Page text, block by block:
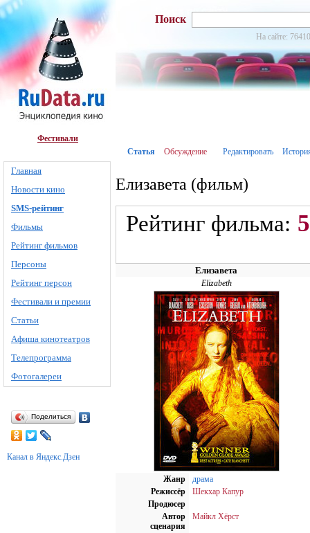
Фестивали
Главная
Новости кино
SMS-рейтинг
Фильмы
Рейтинг фильмов
Персоны
Рейтинг персон
Фестивали и премии
Статьи
Афиша кинотеатров
Телепрограмма
Фотогалереи
Поделиться
Канал в Яндекс.Дзен
Поиск
На сайте:
Статья Обсуждение Редактировать
Елизавета (фильм)
Рейтинг фильма: 5
Елизавета
Elizabeth
Жанр
драма
Режиссёр
Шекхар Капур
Продюсер
Автор
сценария
Майкл Хёрст